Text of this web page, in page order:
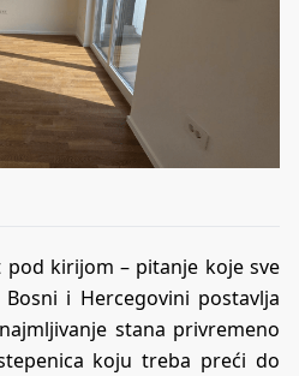
kirijom – pitanje koje sve
i Hercegovini postavlja
stana privremeno
koju treba preći do